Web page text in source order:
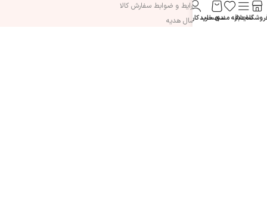
درباره ما
قوانین و مقرارات
شرایط و ضوابط سفارش کالا
ارسال هدیه
سایدبار
علاقه مندیسبد خرید
حساب کاربری من